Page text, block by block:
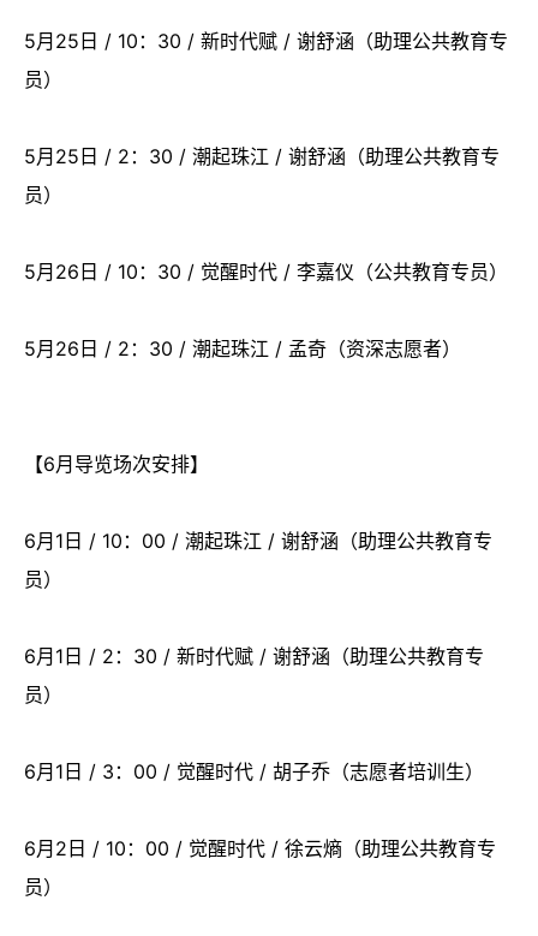
5月25日 / 10：30 / 新时代赋 / 谢舒涵（助理公共教育专
员）
5月25日 / 2：30 / 潮起珠江 / 谢舒涵（助理公共教育专
员）
5月26日 / 10：30 / 觉醒时代 / 李嘉仪（公共教育专员）
5月26日 / 2：30 / 潮起珠江 / 孟奇（资深志愿者）
【6月导览场次安排】
6月1日 / 10：00 / 潮起珠江 / 谢舒涵（助理公共教育专
员）
6月1日 / 2：30 / 新时代赋 / 谢舒涵（助理公共教育专
员）
6月1日 / 3：00 / 觉醒时代 / 胡子乔（志愿者培训生）
6月2日 / 10：00 / 觉醒时代 / 徐云熵（助理公共教育专
员）